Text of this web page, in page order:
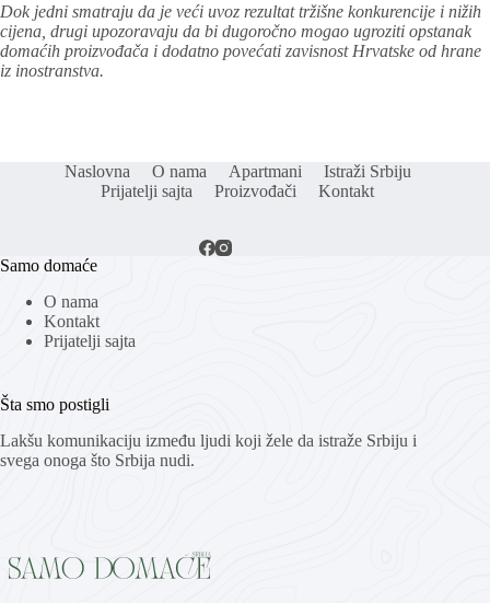
Dok jedni smatraju da je veći uvoz rezultat tržišne konkurencije i nižih
cijena, drugi upozoravaju da bi dugoročno mogao ugroziti opstanak
domaćih proizvođača i dodatno povećati zavisnost Hrvatske od hrane
iz inostranstva.
Naslovna O nama Apartmani
Istraži Srbiju
Prijatelji sajta
Proizvođači Kontakt
Samo domaće
O nama
Kontakt
Prijatelji sajta
Šta smo postigli
Lakšu komunikaciju između ljudi koji žele da istraže Srbiju i
svega onoga što Srbija nudi.